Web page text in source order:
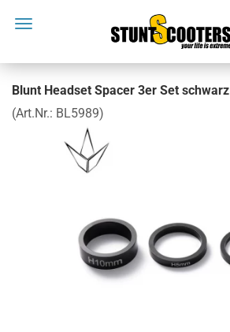
Blunt Headset Spacer 3er Set schwarz
(Art.Nr.: BL5989)